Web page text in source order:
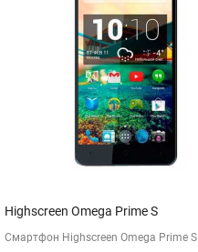
Highscreen Omega Prime S
Смартфон Highscreen Omega Prime S